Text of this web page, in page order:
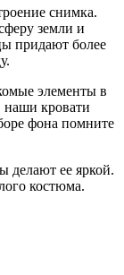
снимка.
земли и
придают более
элементы в
наши кровати
фона помните
ее яркой.
костюма.